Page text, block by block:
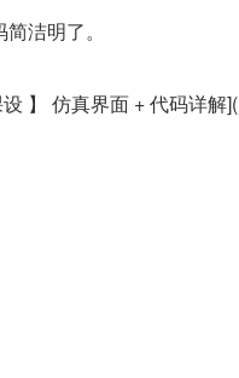
洁明了。
】 仿真界面 + 代码详解](